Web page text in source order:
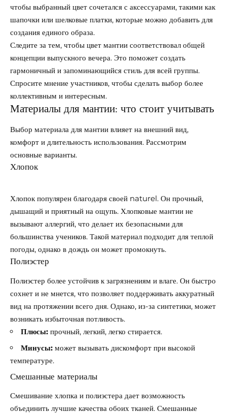
чтобы выбранный цвет сочетался с аксессуарами, такими как
шапочки или шелковые платки, которые можно добавить для
создания единого образа.
Следите за тем, чтобы цвет мантии соответствовал общей
концепции выпускного вечера. Это поможет создать
гармоничный и запоминающийся стиль для всей группы.
Спросите мнение участников, чтобы сделать выбор более
коллективным и интересным.
Материалы для мантии: что стоит учитывать
Выбор материала для мантии влияет на внешний вид,
комфорт и длительность использования. Рассмотрим
основные варианты.
Хлопок
Хлопок популярен благодаря своей naturel. Он прочный,
дышащий и приятный на ощупь. Хлопковые мантии не
вызывают аллергий, что делает их безопасными для
большинства учеников. Такой материал подходит для теплой
погоды, однако в дождь он может промокнуть.
Полиэстер
Полиэстер более устойчив к загрязнениям и влаге. Он быстро
сохнет и не мнется, что позволяет поддерживать аккуратный
вид на протяжении всего дня. Однако, из-за синтетики, может
возникать избыточная потливость.
Плюсы: прочный, легкий, легко стирается.
Минусы: может вызывать дискомфорт при высокой
температуре.
Смешанные материалы
Смешивание хлопка и полиэстера дает возможность
объединить лучшие качества обоих тканей. Смешанные